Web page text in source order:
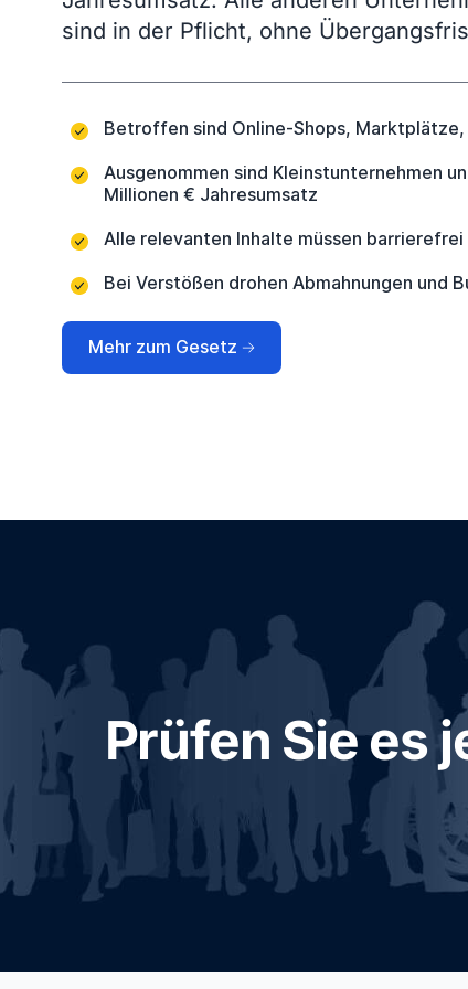
w
a
l
sind in der Pflicht, ohne
Betroffen sind Online-Shops, Marktplätze,
Ausgenommen sind Kleinstunternehmen
Millionen € Jahresumsatz
Alle relevanten Inhalte müssen
Bei Verstößen drohen Abmahnungen und
Mehr zum Gesetz
Prüfen Sie es